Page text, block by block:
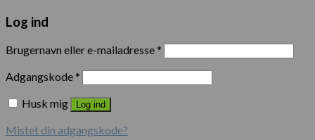
Log ind
Brugernavn eller e-mailadresse*
Adgangskode*
Husk mig
Log ind
Mistet din adgangskode?